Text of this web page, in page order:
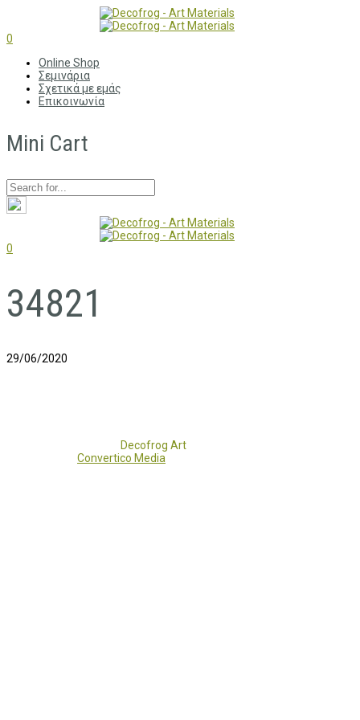
0
Online Shop
Σεμινάρια
Σχετικά με εμάς
Επικοινωνία
Mini Cart
0
34821
29/06/2020
Decofrog Art
Convertico Media